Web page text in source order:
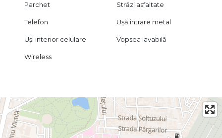
Parchet Străzi asfaltate
Telefon Ușă intrare metal
Uși interior celulare Vopsea lavabilă
Wireless